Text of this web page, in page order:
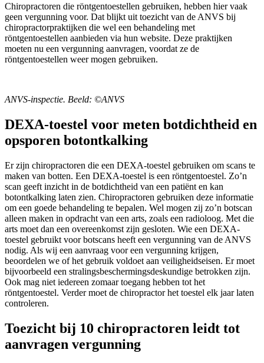
Chiropractoren die röntgentoestellen gebruiken, hebben hier vaak
geen vergunning voor. Dat blijkt uit toezicht van de ANVS bij
chiropractorpraktijken die wel een behandeling met
röntgentoestellen aanbieden via hun website. Deze praktijken
moeten nu een vergunning aanvragen, voordat ze de
röntgentoestellen weer mogen gebruiken.
ANVS-inspectie. Beeld: ©ANVS
DEXA-toestel voor meten botdichtheid en
opsporen botontkalking
Er zijn chiropractoren die een DEXA-toestel gebruiken om scans te
maken van botten. Een DEXA-toestel is een röntgentoestel. Zo’n
scan geeft inzicht in de botdichtheid van een patiënt en kan
botontkalking laten zien. Chiropractoren gebruiken deze informatie
om een goede behandeling te bepalen. Wel mogen zij zo’n botscan
alleen maken in opdracht van een arts, zoals een radioloog. Met die
arts moet dan een overeenkomst zijn gesloten. Wie een DEXA-
toestel gebruikt voor botscans heeft een vergunning van de ANVS
nodig. Als wij een aanvraag voor een vergunning krijgen,
beoordelen we of het gebruik voldoet aan veiligheidseisen. Er moet
bijvoorbeeld een stralingsbeschermingsdeskundige betrokken zijn.
Ook mag niet iedereen zomaar toegang hebben tot het
röntgentoestel. Verder moet de chiropractor het toestel elk jaar laten
controleren.
Toezicht bij 10 chiropractoren leidt tot
aanvragen vergunning